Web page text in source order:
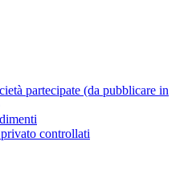
partecipate (da pubblicare in
controllati